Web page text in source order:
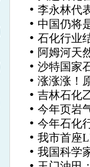
• 李永林代
• 中国仍将
• 石化行业
• 阿姆河天
• 沙特国家
• 涨涨涨！
• 吉林石化
• 今年页岩
• 今年石化
• 我市首座
• 我国科学